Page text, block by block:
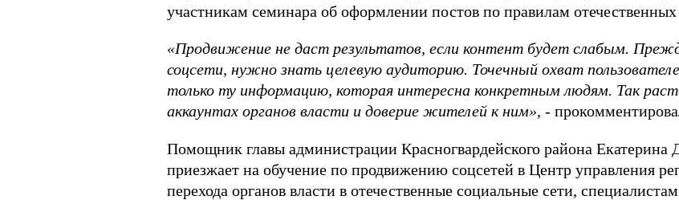
участникам семинара об оформлении постов по правилам
«Продвижение не даст результатов, если контент будет слабым.
соцсети, нужно знать целевую аудиторию. Точечный охват
только ту информацию, которая интересна конкретным людям. Так
аккаунтах органов власти и доверие жителей к ним», -
Помощник главы администрации Красногвардейского района Екатерина
приезжает на обучение по продвижению соцсетей в Центр управления
перехода органов власти в отечественные социальные сети,